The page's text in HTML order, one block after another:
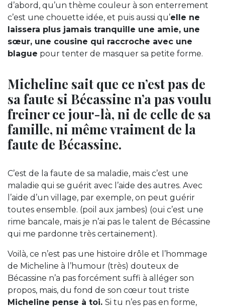
d’abord, qu’un thème couleur à son enterrement
c’est une chouette idée, et puis aussi qu’elle ne
laissera plus jamais tranquille une amie, une
sœur, une cousine qui raccroche avec une
blague pour tenter de masquer sa petite forme.
Micheline sait que ce n’est pas de
sa faute si Bécassine n’a pas voulu
freiner ce jour-là, ni de celle de sa
famille, ni même vraiment de la
faute de Bécassine.
C’est de la faute de sa maladie, mais c’est une
maladie qui se guérit avec l’aide des autres. Avec
l’aide d’un village, par exemple, on peut guérir
toutes ensemble. (poil aux jambes) (oui c’est une
rime bancale, mais je n’ai pas le talent de Bécassine
qui me pardonne très certainement).
Voilà, ce n’est pas une histoire drôle et l’hommage
de Micheline à l’humour (très) douteux de
Bécassine n’a pas forcément suffi à alléger son
propos, mais, du fond de son cœur tout triste
Micheline pense à toi. Si tu n’es pas en forme,